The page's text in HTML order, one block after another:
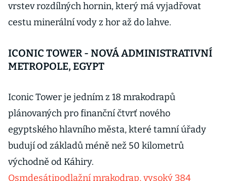
vrstev rozdílných hornin, který má vyjadřovat
cestu minerální vody z hor až do lahve.
ICONIC TOWER - NOVÁ ADMINISTRATIVNÍ
METROPOLE, EGYPT
Iconic Tower je jedním z 18 mrakodrapů
plánovaných pro finanční čtvrť nového
egyptského hlavního města, které tamní úřady
budují od základů méně než 50 kilometrů
východně od Káhiry.
Osmdesátipodlažní mrakodrap, vysoký 384